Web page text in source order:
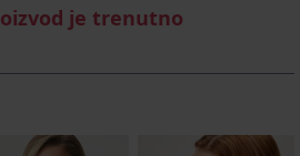
je trenutno